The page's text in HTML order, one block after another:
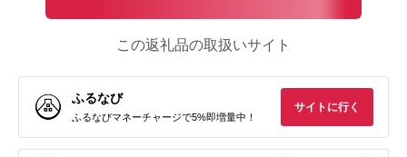
この返礼品の取扱いサイト
ふるなび
ふるなびマネーチャージで5%即増量中！
サイトに行く